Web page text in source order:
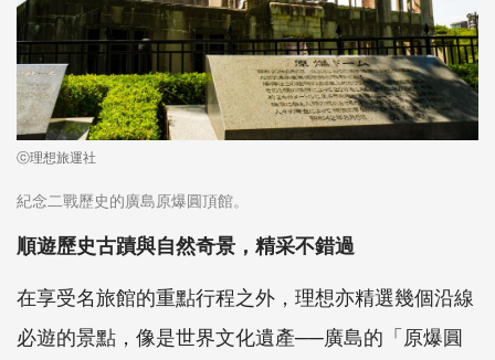
ⓒ理想旅運社
紀念二戰歷史的廣島原爆圓頂館。
順遊歷史古蹟與自然奇景，精采不錯過
在享受名旅館的重點行程之外，理想亦精選幾個沿線
必遊的景點，像是世界文化遺產──廣島的「原爆圓